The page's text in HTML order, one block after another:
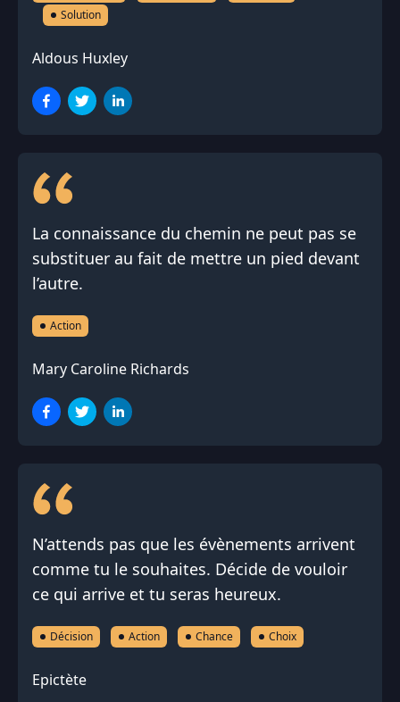
Solution
Aldous Huxley
La connaissance du chemin ne peut pas se
substituer au fait de mettre un pied devant
l’autre.
Action
Mary Caroline Richards
N’attends pas que les évènements arrivent
comme tu le souhaites. Décide de vouloir
ce qui arrive et tu seras heureux.
Décision Action Chance Choix
Epictète